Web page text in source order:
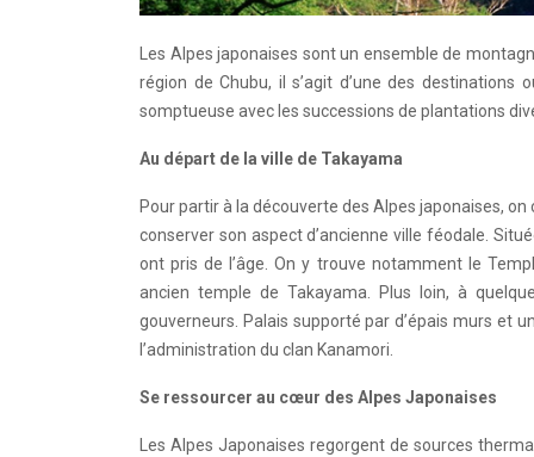
Les Alpes japonaises sont un ensemble de
région de Chubu, il s’agit d’une des
somptueuse avec les successions de plantations
Au départ de la ville de Takayama
Pour partir à la découverte des Alpes japonaises,
conserver son aspect d’ancienne ville féodale.
ont pris de l’âge. On y trouve notamment le
ancien temple de Takayama. Plus loin, à
gouverneurs. Palais supporté par d’épais murs et
l’administration du clan Kanamori.
Se ressourcer au cœur des Alpes Japonaises
Les Alpes Japonaises regorgent de sources